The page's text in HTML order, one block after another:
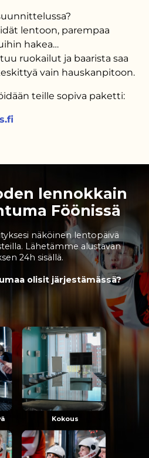
lentoon, parempaa
hakea…
ruokailut ja baarista saa
vain hauskanpitoon.
teille sopiva paketti: